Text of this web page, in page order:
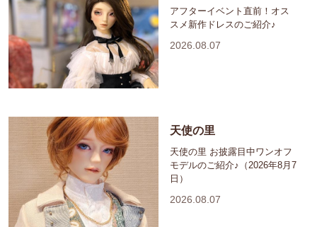
アフターイベント直前！オス
スメ新作ドレスのご紹介♪
2026.08.07
天使の里
天使の里 お披露目中ワンオフ
モデルのご紹介♪（2026年8月7
日）
2026.08.07